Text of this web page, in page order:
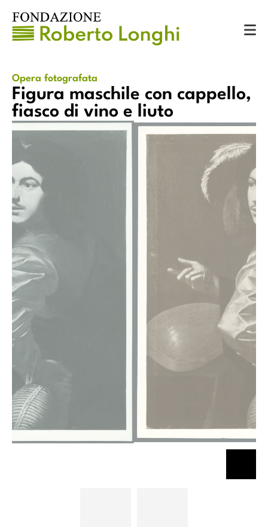
fiasco di vino e liuto Figura maschile con
Figura maschile con cappello,
fiasco di vino e liuto
Opera fotografata